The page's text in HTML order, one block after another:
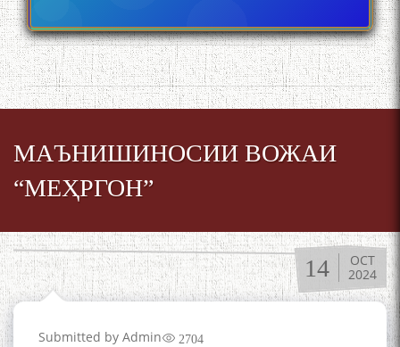
МАЪНИШИНОСИИ ВОЖАИ
“МЕҲРГОН”
14
OCT
2024
Submitted by Admin 2704